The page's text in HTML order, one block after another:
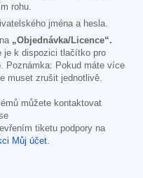
rohu.
jména a hesla.
„Objednávka/Licence“.
je k dispozici tlačítko pro
Poznámka: Pokud máte více
muset zrušit jednotlivě.
můžete kontaktovat
tiketu podpory na
Můj účet.